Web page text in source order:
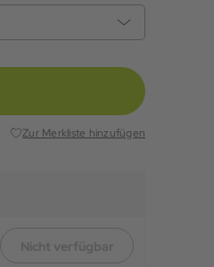
Zur Merkliste hinzufügen